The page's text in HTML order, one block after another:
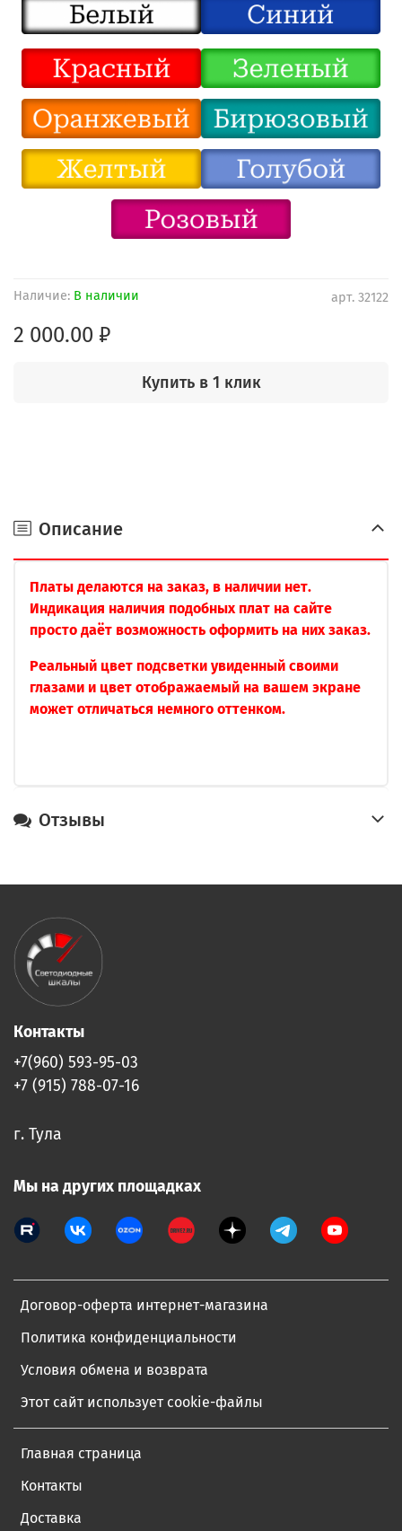
арт. 32122
Наличие: В наличии
2 000.00 ₽
Купить в 1 клик
Описание
Платы делаются на заказ, в наличии нет.
Индикация наличия подобных плат на сайте
просто даёт возможность оформить на них заказ.
Реальный цвет подсветки увиденный своими
глазами и цвет отображаемый на вашем экране
может отличаться немного оттенком.
Отзывы
Договор-оферта интернет-магазина
Политика конфиденциальности
Условия обмена и возврата
Этот сайт использует cookie-файлы
Главная страница
Контакты
Доставка
Контакты
+7(960) 593-95-03
+7 (915) 788-07-16
г. Тула
Мы на других площадках